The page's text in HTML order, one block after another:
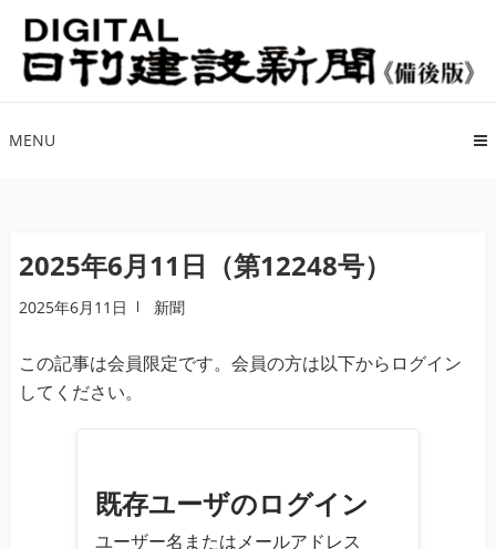
ナ
ビ
ゲ
シ
ス
キ
ッ
コ
ン
テ
ツ
ッ
プ
MENU
2025年6月11日（第12248号）
2025年6月11日 新聞
この記事は会員限定です。会員の方は以下からログイン
してください。
既存ユーザのログイン
ユーザー名またはメールアドレス